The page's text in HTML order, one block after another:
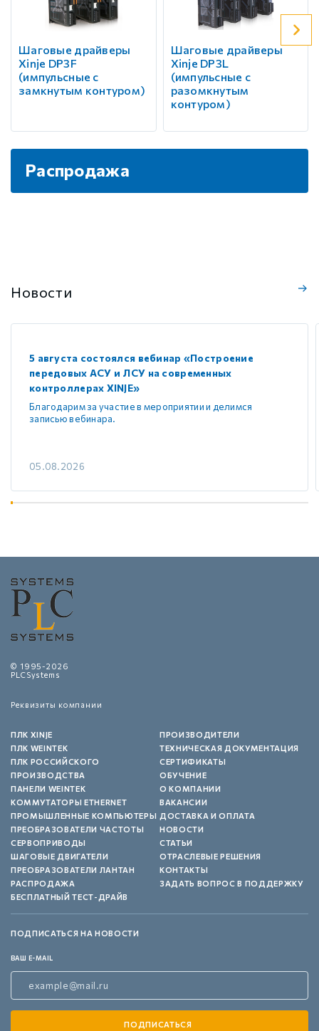
Шаговые драйверы
Xinje DP3F
(импульсные с
замкнутым контуром)
Шаговые драйверы
Xinje DP3L
(импульсные с
разомкнутым
контуром)
Распродажа
Новости
5 августа состоялся вебинар «Построение
передовых АСУ и ЛСУ на современных
контроллерах XINJE»
Благодарим за участие в мероприятии и делимся
записью вебинара.
05.08.2026
© 1995-2026
PLCSystems
Реквизиты компании
ПЛК XINJE
ПЛК WEINTEK
ПЛК РОССИЙСКОГО
ПРОИЗВОДСТВА
ПАНЕЛИ WEINTEK
КОММУТАТОРЫ ETHERNET
ПРОМЫШЛЕННЫЕ КОМПЬЮТЕРЫ
ПРЕОБРАЗОВАТЕЛИ ЧАСТОТЫ
СЕРВОПРИВОДЫ
ШАГОВЫЕ ДВИГАТЕЛИ
ПРЕОБРАЗОВАТЕЛИ ЛАНТАН
РАСПРОДАЖА
БЕСПЛАТНЫЙ ТЕСТ-ДРАЙВ
ПРОИЗВОДИТЕЛИ
ТЕХНИЧЕСКАЯ ДОКУМЕНТАЦИЯ
СЕРТИФИКАТЫ
ОБУЧЕНИЕ
О КОМПАНИИ
ВАКАНСИИ
ДОСТАВКА И ОПЛАТА
НОВОСТИ
СТАТЬИ
ОТРАСЛЕВЫЕ РЕШЕНИЯ
КОНТАКТЫ
ЗАДАТЬ ВОПРОС В ПОДДЕРЖКУ
ПОДПИСАТЬСЯ НА НОВОСТИ
ВАШ E-MAIL